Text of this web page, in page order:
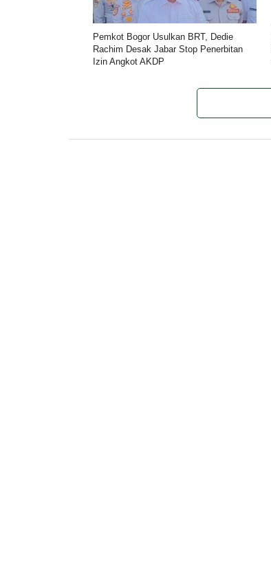
Pemkot Bogor Usulkan BRT, Dedie
Rachim Desak Jabar Stop Penerbitan
Izin Angkot AKDP